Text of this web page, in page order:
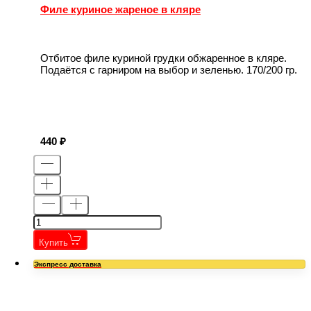
Филе куриное жареное в кляре
Отбитое филе куриной грудки обжаренное в кляре.
Подаётся с гарниром на выбор и зеленью. 170/200 гр.
440
Купить
Экспресс доставка